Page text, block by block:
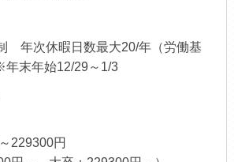
年次休暇日数最大20/年（労働基
末年始12/29～1/3
229300円